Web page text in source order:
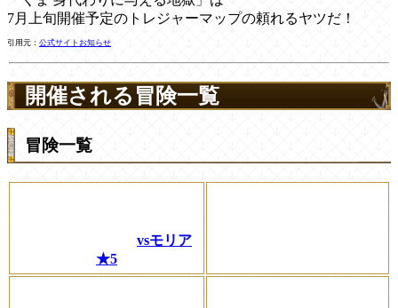
7月上旬開催予定のトレジャーマップの頼れるヤツだ！
引用元： 公式サイトお知らせ
開催される冒険一覧
冒険一覧
vsモリア
★5